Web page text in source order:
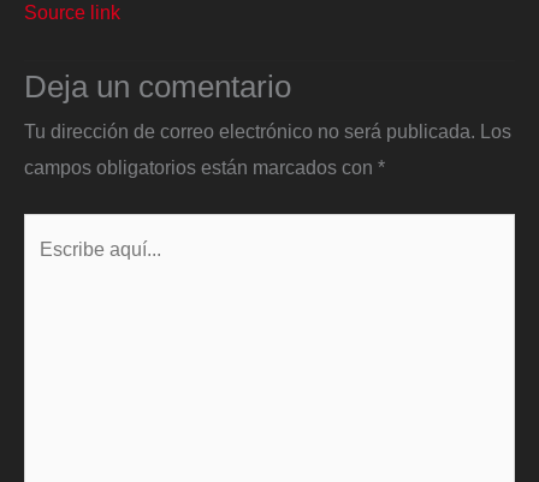
Source link
Deja un comentario
Tu dirección de correo electrónico no será publicada. Los
campos obligatorios están marcados con *